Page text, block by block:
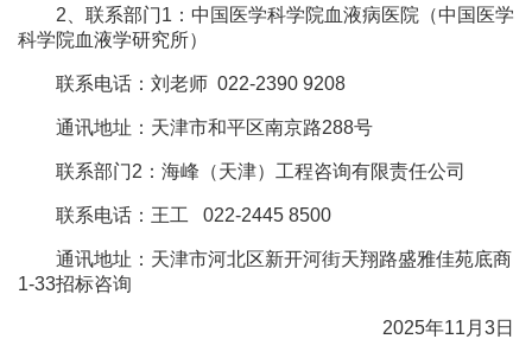
2、联系部门1：中国医学科学院血液病医院（中国医学
科学院血液学研究所）
联系电话：刘老师 022-2390 9208
通讯地址：天津市和平区南京路288号
联系部门2：海峰（天津）工程咨询有限责任公司
联系电话：王工 022-2445 8500
通讯地址：天津市河北区新开河街天翔路盛雅佳苑底商
1-33招标咨询
2025年11月3日